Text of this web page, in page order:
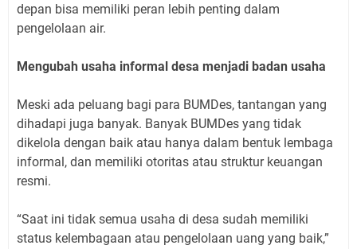
depan bisa memiliki peran lebih penting dalam
pengelolaan air.
Mengubah usaha informal desa menjadi badan usaha
Meski ada peluang bagi para BUMDes, tantangan yang
dihadapi juga banyak. Banyak BUMDes yang tidak
dikelola dengan baik atau hanya dalam bentuk lembaga
informal, dan memiliki otoritas atau struktur keuangan
resmi.
“Saat ini tidak semua usaha di desa sudah memiliki
status kelembagaan atau pengelolaan uang yang baik,”